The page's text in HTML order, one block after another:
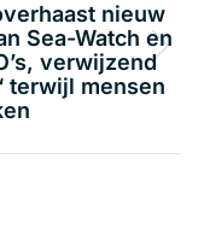
nieuw
Sea-Watch en
verwijzend
terwijl mensen